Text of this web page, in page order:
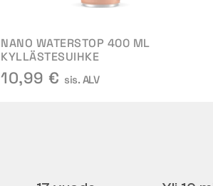
NANO WATERSTOP 400 ML
KYLLÄSTESUIHKE
10,99 € sis. ALV